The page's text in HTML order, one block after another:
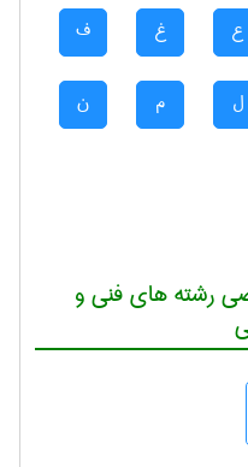
ع غ ف
ل م ن
رشته های فنی و